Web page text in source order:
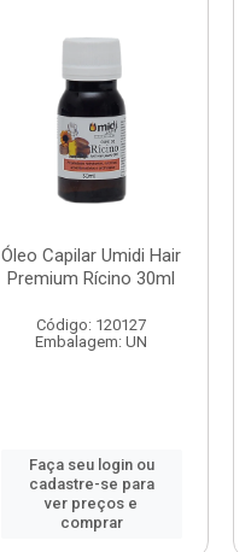
Óleo Capilar Umidi Hair
Premium Rícino 30ml
Código: 120127
Embalagem: UN
Faça seu login ou
cadastre-se para
ver preços e
comprar